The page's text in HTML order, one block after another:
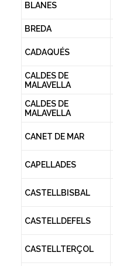
BLANES
BREDA
CADAQUÉS
CALDES DE
MALAVELLA
CALDES DE
MALAVELLA
CANET DE MAR
CAPELLADES
CASTELLBISBAL
CASTELLDEFELS
CASTELLTERÇOL